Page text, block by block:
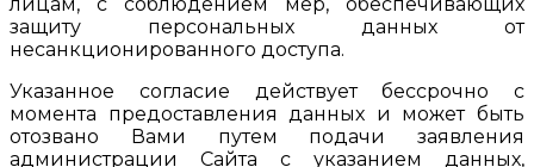
защиту персональных данных от
несанкционированного доступа.
Указанное согласие действует бессрочно с
момента предоставления данных и может быть
отозвано Вами путем подачи заявления
администрации Сайта с указанием данных,